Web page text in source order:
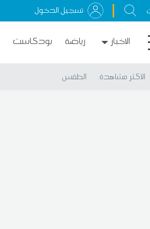
تسجيل الدخول
الاخبار رياضة بودكاست
الأكثر مشاهدة الطقس